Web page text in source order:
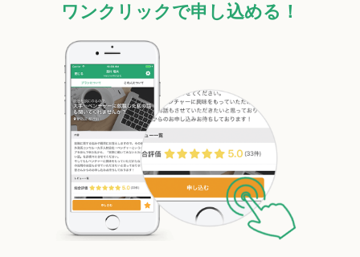
ワンクリックで申し込める！